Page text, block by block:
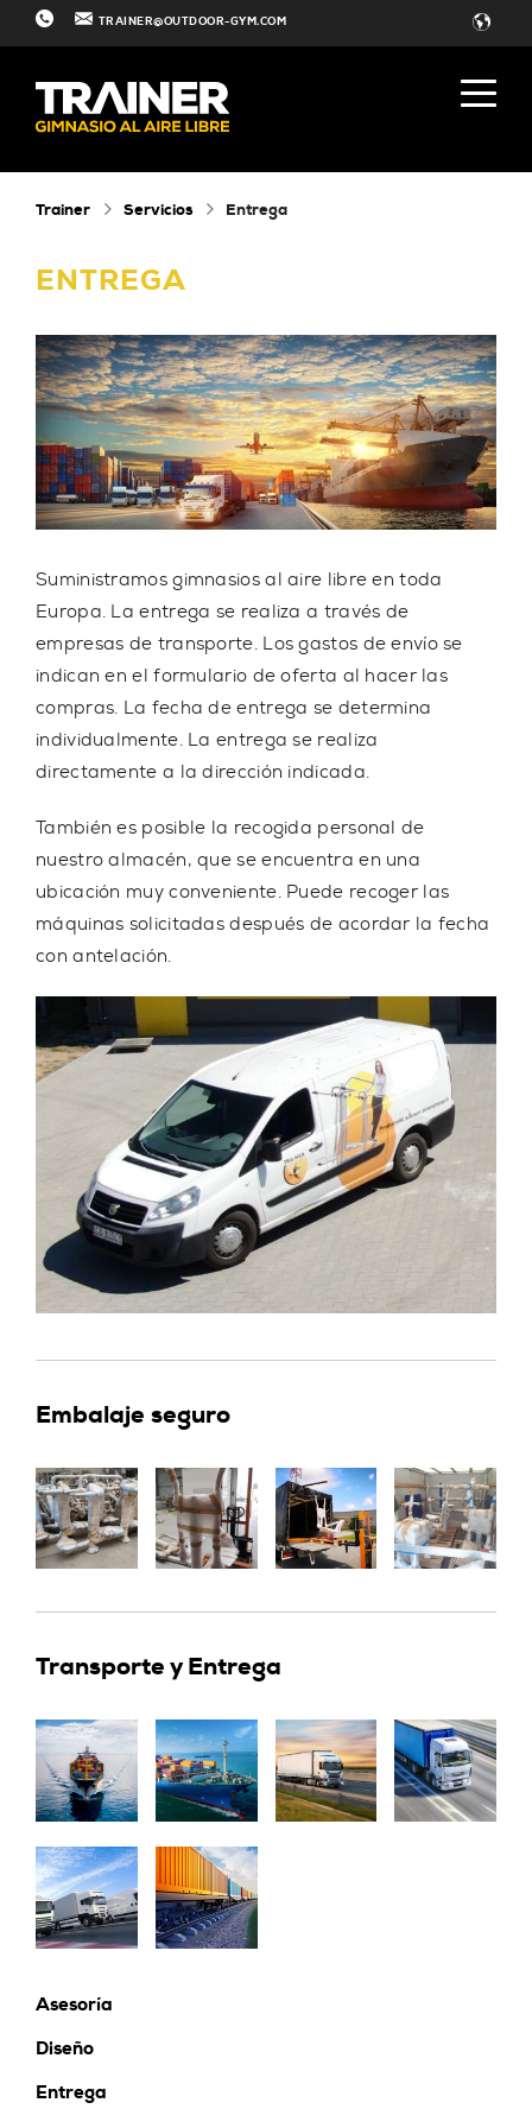
TRAINER@OUTDOOR-GYM.COM
Trainer Servicios Entrega
ENTREGA
Suministramos gimnasios al aire libreen toda
Europa. La entrega se realiza a través de
empresas de transporte. Los gastos de envío se
indican en el formulario de oferta al hacer las
compras. La fecha de entrega se determina
individualmente. La entrega se realiza
directamente a la dirección indicada.
También es posible la recogida personal de
nuestro almacén, que se encuentra en una
ubicación muy conveniente. Puede recoger las
máquinas solicitadas después de acordar la fecha
con antelación.
Embalaje seguro
Transporte y Entrega
Asesoría
Diseño
Entrega